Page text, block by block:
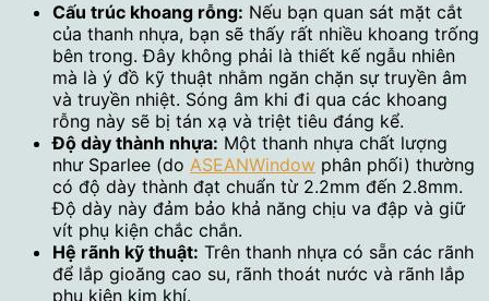
Cấu trúc khoang rỗng: Nếu bạn quan sát mặt cắt
của thanh nhựa, bạn sẽ thấy rất nhiều khoang trống
bên trong. Đây không phải là thiết kế ngẫu nhiên
mà là ý đồ kỹ thuật nhằm ngăn chặn sự truyền âm
và truyền nhiệt. Sóng âm khi đi qua các khoang
rỗng này sẽ bị tán xạ và triệt tiêu đáng kể.
Độ dày thành nhựa: Một thanh nhựa chất lượng
như Sparlee (do ASEANWindow phân phối) thường
có độ dày thành đạt chuẩn từ 2.2mm đến 2.8mm.
Độ dày này đảm bảo khả năng chịu va đập và giữ
vít phụ kiện chắc chắn.
Hệ rãnh kỹ thuật: Trên thanh nhựa có sẵn các rãnh
để lắp gioăng cao su, rãnh thoát nước và rãnh lắp
phụ kiện kim khí.